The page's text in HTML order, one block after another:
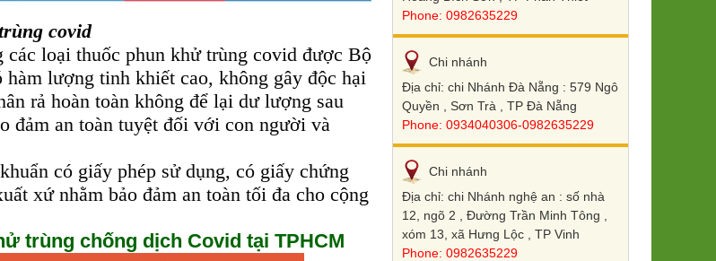
covid
các loại thuốc phun khử trùng covid được Bộ
hàm lượng tinh khiết cao, không gây độc hại
rả hoàn toàn không để lại dư lượng sau
đảm an toàn tuyệt đối với con người và
có giấy phép sử dụng, có giấy chứng
xứ nhằm bảo đảm an toàn tối đa cho cộng
trùng chống dịch Covid tại TPHCM
Phone: 0982635229
Chi nhánh
Địa chỉ: chi Nhánh Đà Nẵng : 579 Ngô
Quyền , Sơn Trà , TP Đà Nẵng
Phone: 0934040306-0982635229
Chi nhánh
Địa chỉ: chi Nhánh nghệ an : số nhà
12, ngõ 2 , Đường Trần Minh Tông ,
xóm 13, xã Hưng Lộc , TP Vinh
Phone: 0982635229